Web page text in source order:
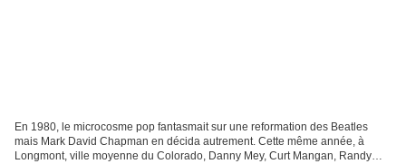
En 1980, le microcosme pop fantasmait sur une reformation des Beatles
mais Mark David Chapman en décida autrement. Cette même année, à
Longmont, ville moyenne du Colorado, Danny Mey, Curt Mangan, Randy